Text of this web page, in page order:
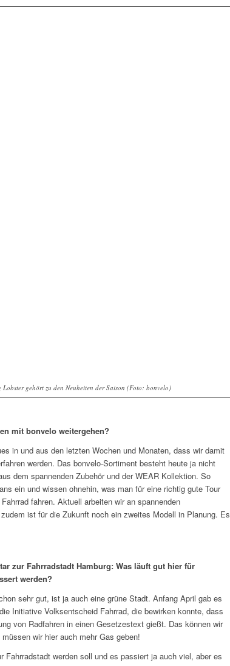
gehört zu den Neuheiten der Saison (Foto: bonvelo)
mit bonvelo weitergehen?
in und aus den letzten Wochen und Monaten, dass wir damit
werden. Das bonvelo-Sortiment besteht heute ja nicht
dem spannenden Zubehör und der WEAR Kollektion. So
ein und wissen ohnehin, was man für eine richtig gute Tour
fahren. Aktuell arbeiten wir an spannenden
ist für die Zukunft noch ein zweites Modell in Planung. Es
zur Fahrradstadt Hamburg: Was läuft gut hier für
werden?
sehr gut, ist ja auch eine grüne Stadt. Anfang April gab es
Initiative Volksentscheid Fahrrad, die bewirken konnte, dass
von Radfahren in einen Gesetzestext gießt. Das können wir
wir hier auch mehr Gas geben!
Fahrradstadt werden soll und es passiert ja auch viel, aber es